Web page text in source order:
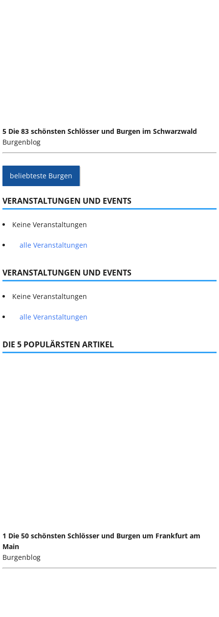
5 Die 83 schönsten Schlösser und Burgen im Schwarzwald
Burgenblog
beliebteste Burgen
VERANSTALTUNGEN UND EVENTS
Keine Veranstaltungen
alle Veranstaltungen
VERANSTALTUNGEN UND EVENTS
Keine Veranstaltungen
alle Veranstaltungen
DIE 5 POPULÄRSTEN ARTIKEL
1 Die 50 schönsten Schlösser und Burgen um Frankfurt am
Main
Burgenblog